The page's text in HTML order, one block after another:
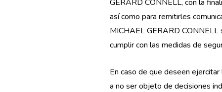
GERARD CONNELL, con la
así como para remitirles
MICHAEL GERARD
cumplir con las medidas de
En caso de que deseen
a no ser objeto de decisiones